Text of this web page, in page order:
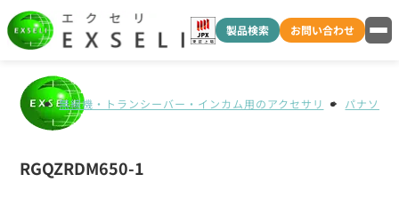
製品検索 お問い合わせ
無線機・トランシーバー・インカム用のアクセサリ パナソニ
RGQZRDM650-1